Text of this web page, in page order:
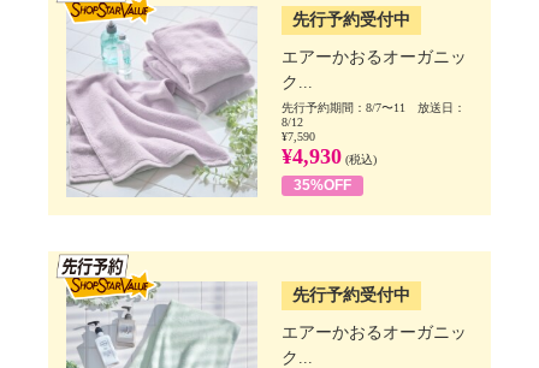
先行予約受付中
エアーかおるオーガニッ
ク...
先行予約期間：8/7〜11 放送日：
8/12
¥7,590
¥4,930 (税込)
35%OFF
先行予約受付中
エアーかおるオーガニッ
ク...